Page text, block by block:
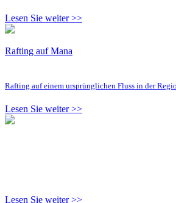
Lesen Sie weiter >>
Rafting auf Mana
Rafting auf einem ursprünglichen Fluss in der
Lesen Sie weiter >>
Lesen Sie weiter >>